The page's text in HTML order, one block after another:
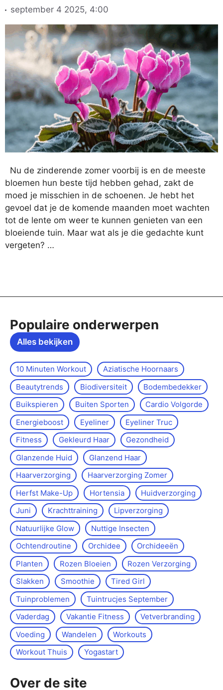
september 4 2025, 4:00
Nu de zinderende zomer voorbij is en de meeste
bloemen hun beste tijd hebben gehad, zakt de
moed je misschien in de schoenen. Je hebt het
gevoel dat je de komende maanden moet wachten
tot de lente om weer te kunnen genieten van een
bloeiende tuin. Maar wat als je die gedachte kunt
vergeten? …
Populaire onderwerpen
Alles bekijken
10 Minuten Workout
Aziatische Hoornaars
Beautytrends
Biodiversiteit
Bodembedekker
Buikspieren
Buiten Sporten
Cardio Volgorde
Energieboost
Eyeliner
Eyeliner Truc
Fitness
Gekleurd Haar
Gezondheid
Glanzende Huid
Glanzend Haar
Haarverzorging
Haarverzorging Zomer
Herfst Make-Up
Hortensia
Huidverzorging
Juni
Krachttraining
Lipverzorging
Natuurlijke Glow
Nuttige Insecten
Ochtendroutine
Orchidee
Orchideeën
Planten
Rozen Bloeien
Rozen Verzorging
Slakken
Smoothie
Tired Girl
Tuinproblemen
Tuintrucjes September
Vaderdag
Vakantie Fitness
Vetverbranding
Voeding
Wandelen
Workouts
Workout Thuis
Yoga­start
Over de site